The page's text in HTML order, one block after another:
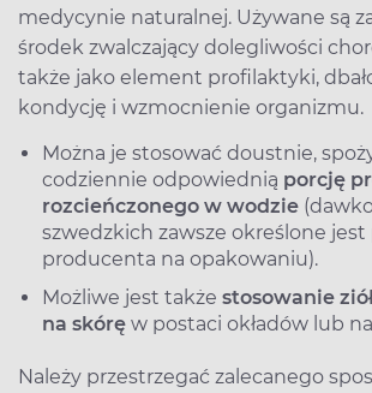
medycynie naturalnej. Używane są
środek zwalczający dolegliwości
także jako element profilaktyki,
kondycję i wzmocnienie organizmu.
Można je stosować doustnie,
codziennie odpowiednią porcję
rozcieńczonego w wodzie
szwedzkich zawsze określone jest
producenta na opakowaniu).
Możliwe jest także stosowanie
na skórę w postaci okładów lub
Należy przestrzegać zalecanego